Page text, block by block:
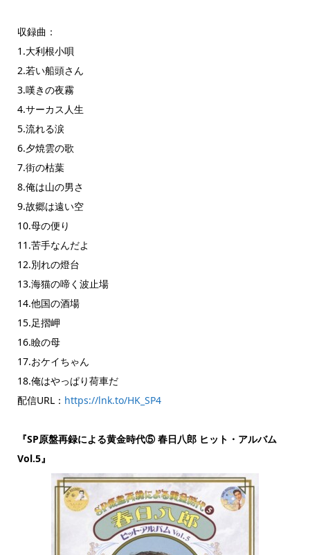
収録曲：
1.大利根小唄
2.若い船頭さん
3.嘆きの夜霧
4.サーカス人生
5.流れる涙
6.夕焼雲の歌
7.街の枯葉
8.俺は山の男さ
9.故郷は遠い空
10.母の便り
11.苦手なんだよ
12.別れの燈台
13.海猫の啼く波止場
14.他国の酒場
15.足摺岬
16.瞼の母
17.おケイちゃん
18.俺はやっぱり荷車だ
配信URL： https://lnk.to/HK_SP4
『SP原盤再録による黄金時代⑤ 春日八郎 ヒット・アルバム
Vol.5』